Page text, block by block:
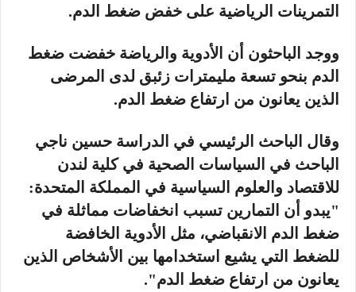
التمرينات الرياضية على خفض ضغط الدم.
ووجد الباحثون أن الأدوية والرياضة خفضت ضغط
الدم بنحو تسعة مليمترات زئبق لدى المرضى
الذين يعانون من ارتفاع ضغط الدم.
وقال الباحث الرئيسي في الدراسة حسين ناجي
الباحث في السياسات الصحية في كلية لندن
للاقتصاد والعلوم السياسية في المملكة المتحدة:
"يبدو أن التمارين تسبب انخفاضات مماثلة في
ضغط الدم الانقباضي، مثل الأدوية الخافضة
للضغط التي يشيع استخدامها بين الأشخاص الذين
يعانون من ارتفاع ضغط الدم".